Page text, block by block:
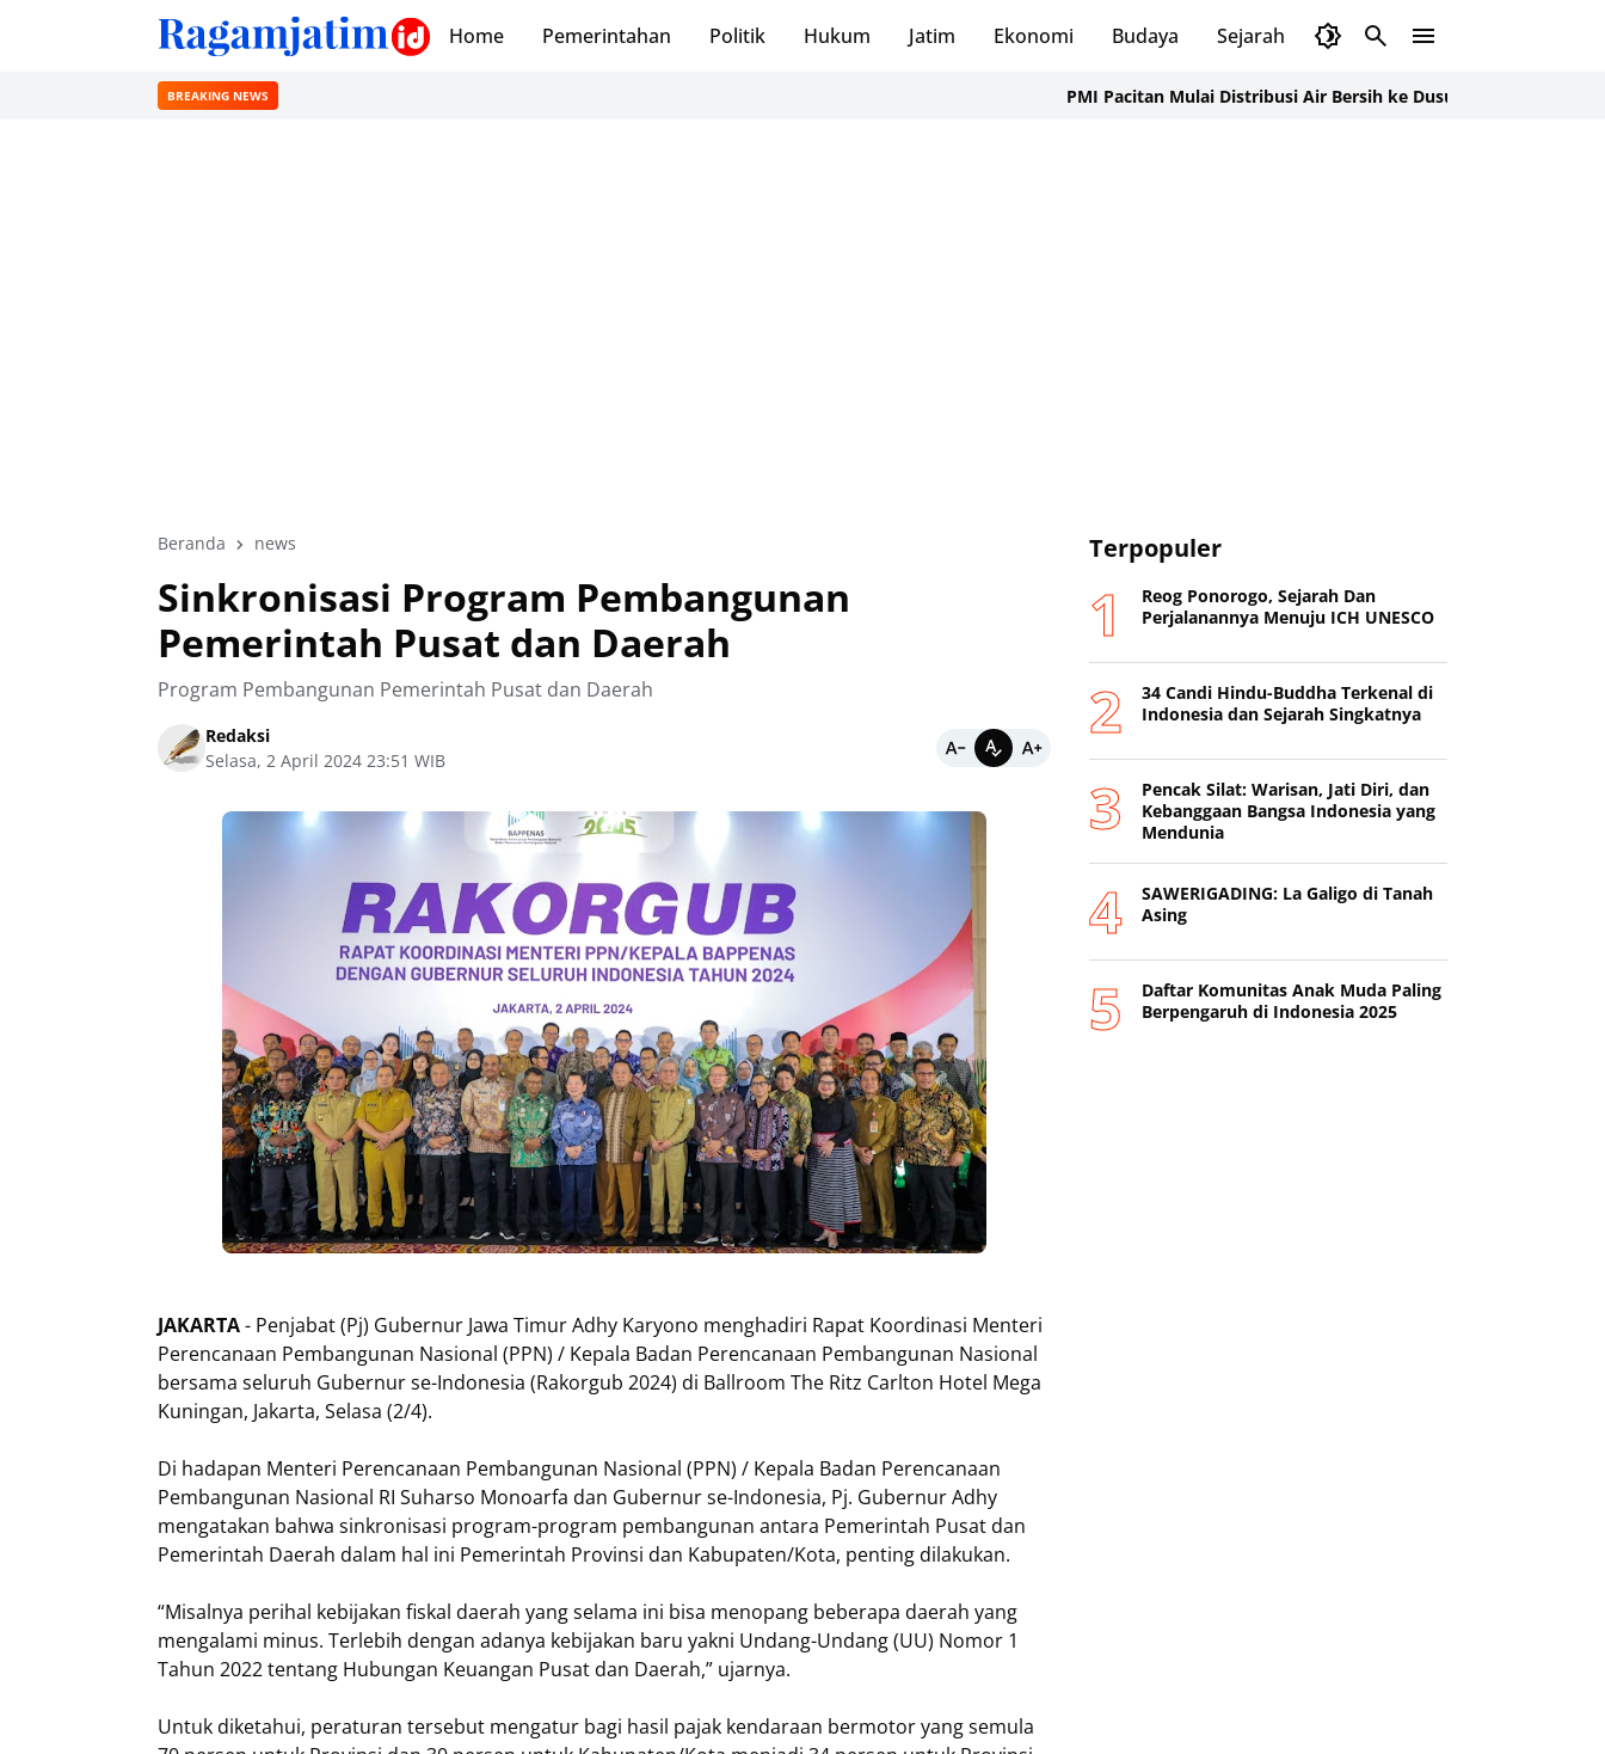
Home Pemerintahan Politik Hukum Jatim Ekonomi Budaya Sejarah Pendidikan
BREAKING NEWS PMI Pacitan Mulai Distribusi Air Bersih ke Dusun Pudak, Pacitan Warga Lega
Beranda news
Sinkronisasi Program Pembangunan
Pemerintah Pusat dan Daerah
Program Pembangunan Pemerintah Pusat dan Daerah
Redaksi
Selasa, 2 April 2024 23:51 WIB
JAKARTA- Penjabat (Pj) Gubernur Jawa Timur Adhy Karyono menghadiri Rapat Koordinasi Menteri
Perencanaan Pembangunan Nasional (PPN) / Kepala Badan Perencanaan Pembangunan Nasional
bersama seluruh Gubernur se-Indonesia (Rakorgub 2024) di Ballroom The Ritz Carlton Hotel Mega
Kuningan, Jakarta, Selasa (2/4).
Di hadapan Menteri Perencanaan Pembangunan Nasional (PPN) / Kepala Badan Perencanaan
Pembangunan Nasional RI Suharso Monoarfa dan Gubernur se-Indonesia, Pj. Gubernur Adhy
mengatakan bahwa sinkronisasi program-program pembangunan antara Pemerintah Pusat dan
Pemerintah Daerah dalam hal ini Pemerintah Provinsi dan Kabupaten/Kota, penting dilakukan.
“Misalnya perihal kebijakan fiskal daerah yang selama ini bisa menopang beberapa daerah yang
mengalami minus. Terlebih dengan adanya kebijakan baru yakni Undang-Undang (UU) Nomor 1
Tahun 2022 tentang Hubungan Keuangan Pusat dan Daerah,” ujarnya.
Untuk diketahui, peraturan tersebut mengatur bagi hasil pajak kendaraan bermotor yang semula
Terpopuler
Reog Ponorogo, Sejarah Dan
Perjalanannya Menuju ICH UNESCO
34 Candi Hindu-Buddha Terkenal di
Indonesia dan Sejarah Singkatnya
Pencak Silat: Warisan, Jati Diri, dan
Kebanggaan Bangsa Indonesia yang
Mendunia
SAWERIGADING: La Galigo di Tanah
Asing
Daftar Komunitas Anak Muda Paling
Berpengaruh di Indonesia 2025